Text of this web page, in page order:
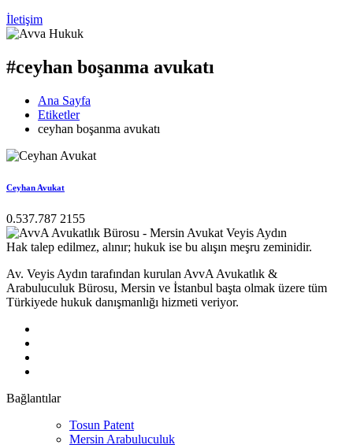
İletişim
#ceyhan boşanma avukatı
Ana Sayfa
Etiketler
ceyhan boşanma avukatı
Ceyhan Avukat
0.537.787 2155
Hak talep edilmez, alınır; hukuk ise bu alışın meşru zeminidir.
Av. Veyis Aydın tarafından kurulan AvvA Avukatlık &
Arabuluculuk Bürosu, Mersin ve İstanbul başta olmak üzere tüm
Türkiyede hukuk danışmanlığı hizmeti veriyor.
Bağlantılar
Tosun Patent
Mersin Arabuluculuk